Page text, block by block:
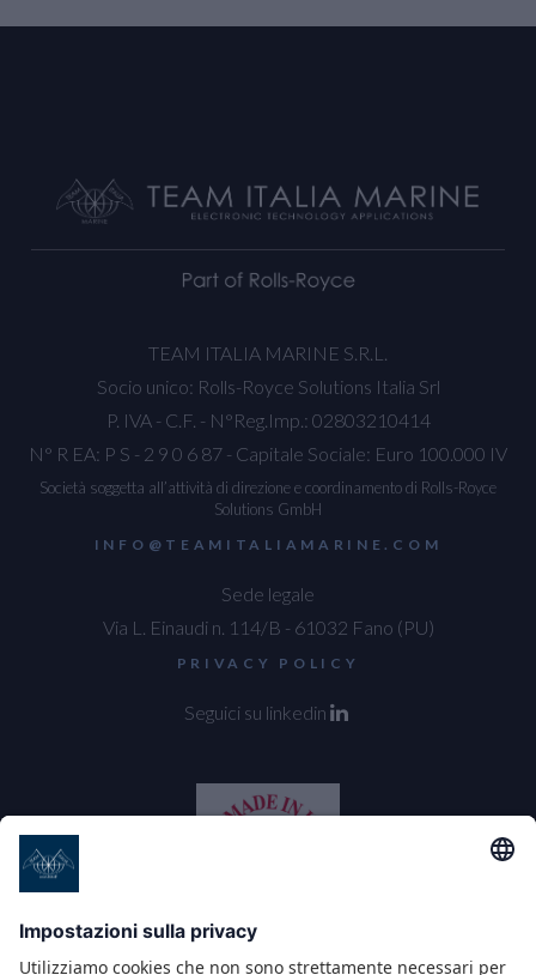
TEAM ITALIA MARINE S.R.L.
Socio unico: Rolls-Royce Solutions Italia Srl
P. IVA - C.F. - N°Reg.Imp.: 02803210414
N° R EA: P S - 2 9 0 6 87 - Capitale Sociale: Euro 100.000 IV
Società soggetta all’attività di direzione e coordinamento di Rolls-Royce
Solutions GmbH
INFO@TEAMITALIAMARINE.COM
Sede legale
Via L. Einaudi n. 114/B - 61032 Fano (PU)
PRIVACY POLICY
Seguici su linkedin